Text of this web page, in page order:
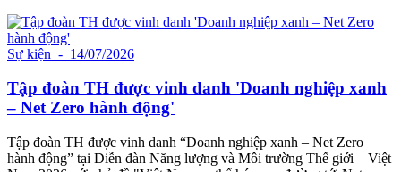
Sự kiện - 14/07/2026
Tập đoàn TH được vinh danh 'Doanh nghiệp xanh
– Net Zero hành động'
Tập đoàn TH được vinh danh “Doanh nghiệp xanh – Net Zero
hành động” tại Diễn đàn Năng lượng và Môi trường Thế giới – Việt